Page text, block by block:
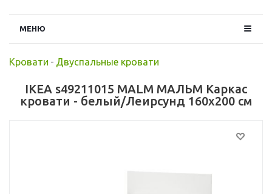
МЕНЮ
Кровати - Двуспальные кровати
IKEA s49211015 MALM МАЛЬМ Каркас
кровати - белый/Леирсунд 160x200 см